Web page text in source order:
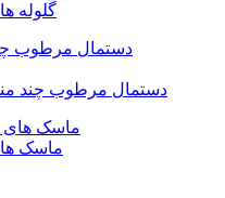
گلوله
دستمال مرطوب چند منظوره 100%
ماسک